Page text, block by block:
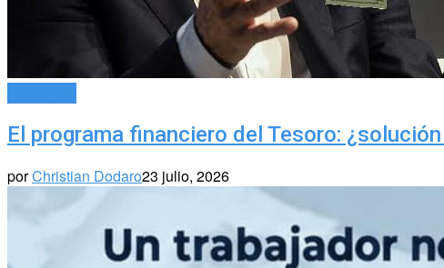
El programa financiero del Tesoro:
porChristian Dodaro23 julio, 2026